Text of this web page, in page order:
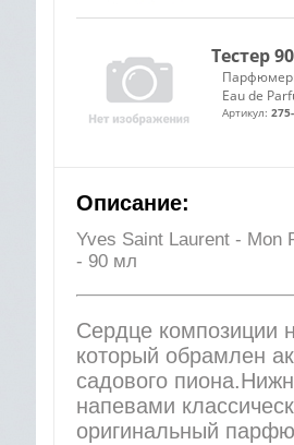
Тестер
Eau de
Артикул:
Описание:
Yves Saint Laurent -
- 90 мл
Сердце композиции
который обрамлен
садового
напевами
оригинальный